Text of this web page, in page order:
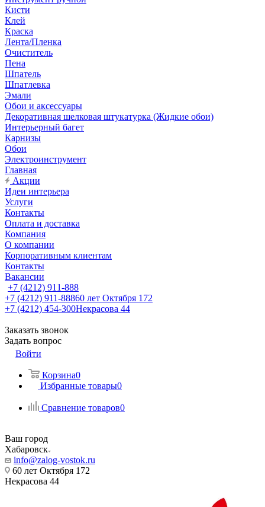
Кисти
Клей
Краска
Лента/Пленка
Очиститель
Пена
Шпатель
Шпатлевка
Эмали
Обои и аксессуары
Декоративная шелковая штукатурка (Жидкие обои)
Интерьерный багет
Карнизы
Обои
Электроинструмент
Главная
Акции
Идеи интерьера
Услуги
Контакты
Оплата и доставка
Компания
О компании
Корпоративным клиентам
Контакты
Вакансии
+7 (4212) 911-888
+7 (4212) 911-88860 лет Октября 172
+7 (4212) 454-300Некрасова 44
Заказать звонок
Задать вопрос
Войти
Корзина0
Избранные товары0
Сравнение товаров0
Ваш город
Хабаровск
info@zalog-vostok.ru
60 лет Октября 172
Некрасова 44